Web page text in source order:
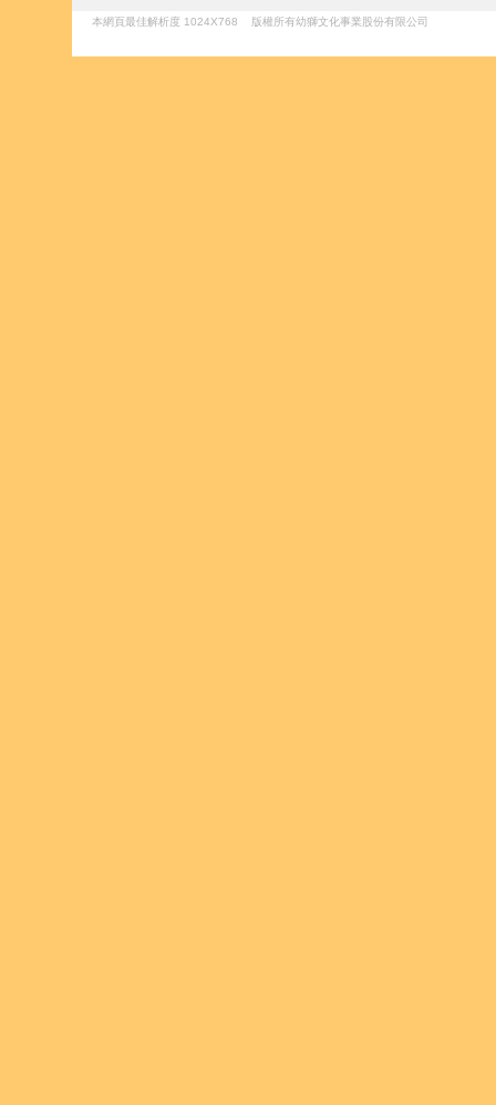
本網頁最佳解析度 1024X768 版權所有幼獅文化事業股份有限公司